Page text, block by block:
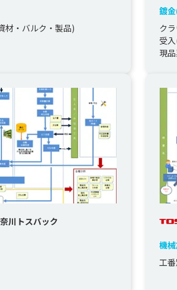
材・バルク・製品)
鍍
ク
受
現
川トスバック
機
工